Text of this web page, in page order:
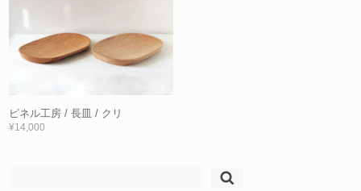
ピネル工房 / 長皿 / クリ
¥14,000